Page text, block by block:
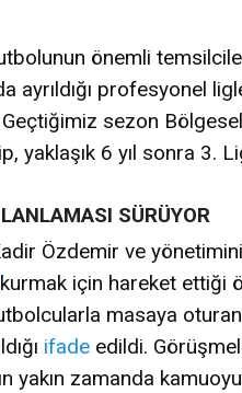
önemli
ayrıldığı profesyonel
sezon Bölgesel
yaklaşık 6 yıl sonra 3.
SÜRÜYOR
Özdemir ve
kurmak için hareket ettiği
masaya
ifade edildi.
yakın zamanda